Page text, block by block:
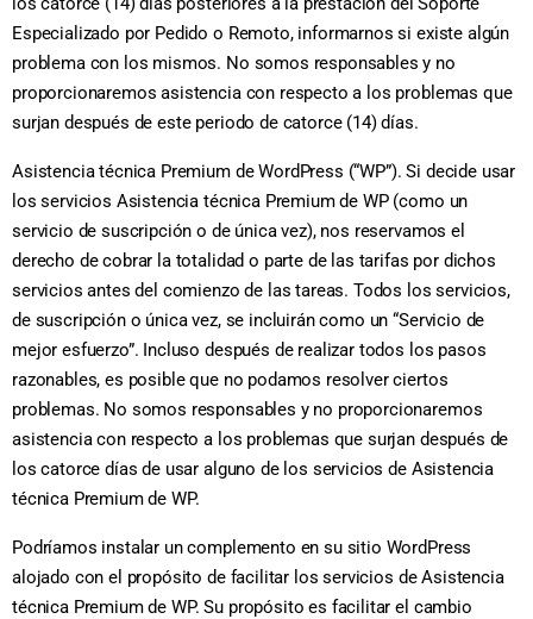
Especializado por Pedido o Remoto, informarnos si existe algún
problema con los mismos. No somos responsables y no
proporcionaremos asistencia con respecto a los problemas que
surjan después de este periodo de catorce (14) días.
Asistencia técnica Premium de WordPress (“WP”). Si decide usar
los servicios Asistencia técnica Premium de WP (como un
servicio de suscripción o de única vez), nos reservamos el
derecho de cobrar la totalidad o parte de las tarifas por dichos
servicios antes del comienzo de las tareas. Todos los servicios,
de suscripción o única vez, se incluirán como un “Servicio de
mejor esfuerzo”. Incluso después de realizar todos los pasos
razonables, es posible que no podamos resolver ciertos
problemas. No somos responsables y no proporcionaremos
asistencia con respecto a los problemas que surjan después de
los catorce días de usar alguno de los servicios de Asistencia
técnica Premium de WP.
Podríamos instalar un complemento en su sitio WordPress
alojado con el propósito de facilitar los servicios de Asistencia
técnica Premium de WP. Su propósito es facilitar el cambio